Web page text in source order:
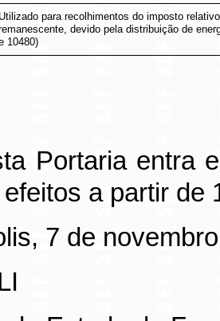
Utilizado para recolhimentos do imposto
devido pela distribuição de
10480)
Portaria entra
a partir de
7 de